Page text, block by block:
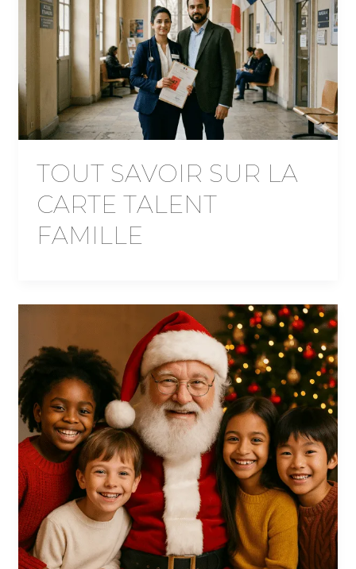
TOUT SAVOIR SUR LA
CARTE TALENT
FAMILLE